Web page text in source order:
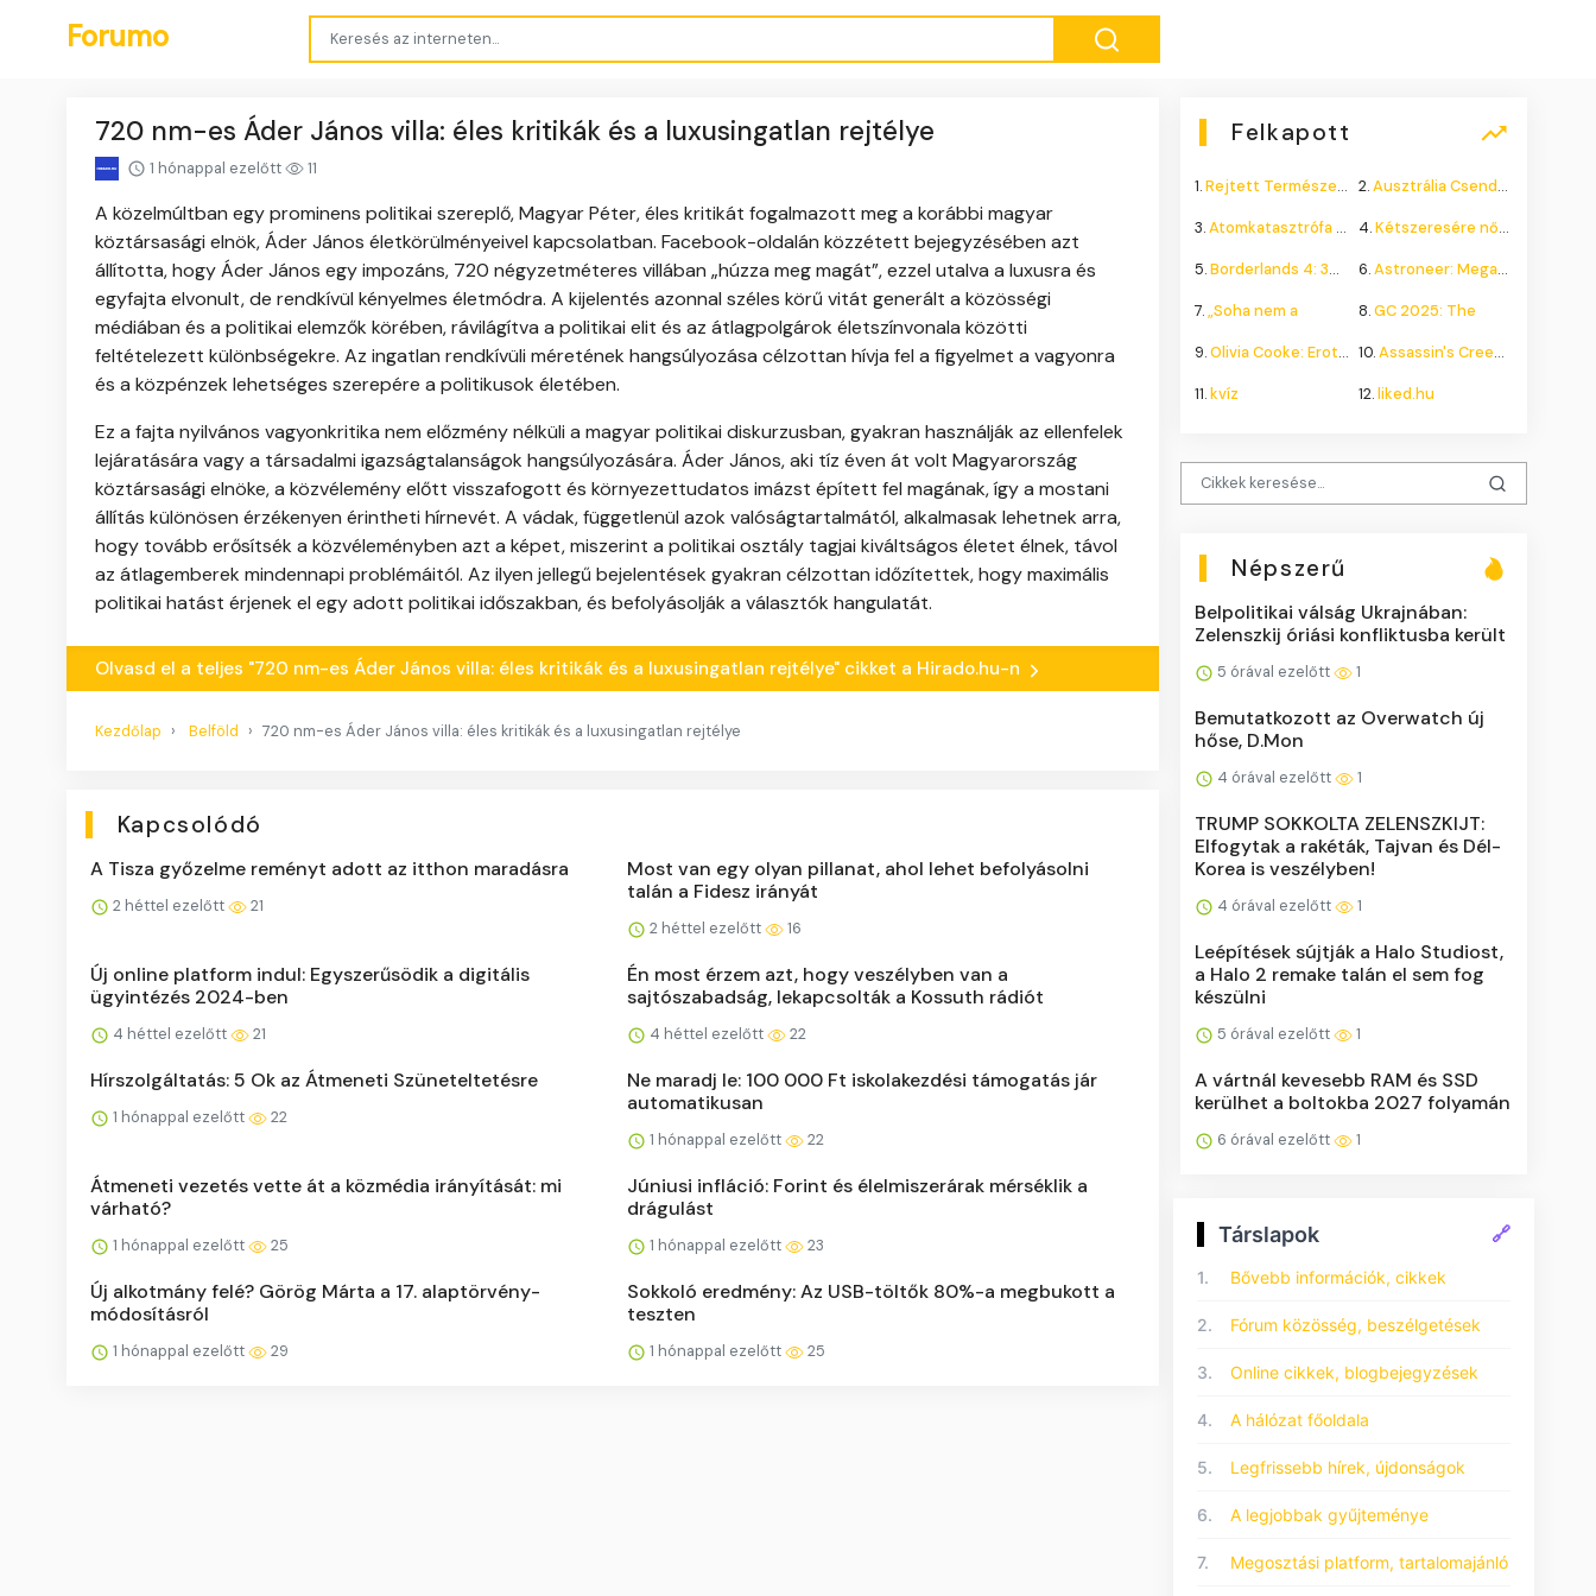
Forumo
720 nm-es Áder János villa: éles kritikák és a luxusingatlan rejtélye
1 hónappal ezelőtt 11
A közelmúltban egy prominens politikai szereplő, Magyar Péter, éles kritikát fogalmazott meg a korábbi magyar
köztársasági elnök, Áder János életkörülményeivel kapcsolatban. Facebook-oldalán közzétett bejegyzésében azt
állította, hogy Áder János egy impozáns, 720 négyzetméteres villában „húzza meg magát”, ezzel utalva a luxusra és
egyfajta elvonult, de rendkívül kényelmes életmódra. A kijelentés azonnal széles körű vitát generált a közösségi
médiában és a politikai elemzők körében, rávilágítva a politikai elit és az átlagpolgárok életszínvonala közötti
feltételezett különbségekre. Az ingatlan rendkívüli méretének hangsúlyozása célzottan hívja fel a figyelmet a vagyonra
és a közpénzek lehetséges szerepére a politikusok életében.
Ez a fajta nyilvános vagyonkritika nem előzmény nélküli a magyar politikai diskurzusban, gyakran használják az ellenfelek
lejáratására vagy a társadalmi igazságtalanságok hangsúlyozására. Áder János, aki tíz éven át volt Magyarország
köztársasági elnöke, a közvélemény előtt visszafogott és környezettudatos imázst épített fel magának, így a mostani
állítás különösen érzékenyen érintheti hírnevét. A vádak, függetlenül azok valóságtartalmától, alkalmasak lehetnek arra,
hogy tovább erősítsék a közvéleményben azt a képet, miszerint a politikai osztály tagjai kiváltságos életet élnek, távol
az átlagemberek mindennapi problémáitól. Az ilyen jellegű bejelentések gyakran célzottan időzítettek, hogy maximális
politikai hatást érjenek el egy adott politikai időszakban, és befolyásolják a választók hangulatát.
Olvasd el a teljes "720 nm-es Áder János villa: éles kritikák és a luxusingatlan rejtélye" cikket a Hirado.hu-n
Kezdőlap Belföld 720 nm-es Áder János villa: éles kritikák és a luxusingatlan rejtélye
Kapcsolódó
A Tisza győzelme reményt adott az itthon maradásra
2 héttel ezelőtt 21
Most van egy olyan pillanat, ahol lehet befolyásolni
talán a Fidesz irányát
2 héttel ezelőtt 16
Új online platform indul: Egyszerűsödik a digitális
ügyintézés 2024-ben
4 héttel ezelőtt 21
Én most érzem azt, hogy veszélyben van a
sajtószabadság, lekapcsolták a Kossuth rádiót
4 héttel ezelőtt 22
Hírszolgáltatás: 5 Ok az Átmeneti Szüneteltetésre
1 hónappal ezelőtt 22
Ne maradj le: 100 000 Ft iskolakezdési támogatás jár
automatikusan
1 hónappal ezelőtt 22
Átmeneti vezetés vette át a közmédia irányítását: mi
várható?
1 hónappal ezelőtt 25
Júniusi infláció: Forint és élelmiszerárak mérséklik a
drágulást
1 hónappal ezelőtt 23
Új alkotmány felé? Görög Márta a 17. alaptörvény-
módosításról
1 hónappal ezelőtt 29
Sokkoló eredmény: Az USB-töltők 80%-a megbukott a
teszten
1 hónappal ezelőtt 25
Felkapott
1.Rejtett Természeti Csoda 2.Ausztrália Csendes Összeomlása
3.Atomkatasztrófa 1985: A 4.Kétszeresére nőhet a
5.Borderlands 4: 300.000+ 6.Astroneer: Megatech DLC
7.„Soha nem a 8.GC 2025: The
9.Olivia Cooke: Erotikus 10.Assassin's Creed Shadows
11.kvíz 12.liked.hu
Népszerű
Belpolitikai válság Ukrajnában:
Zelenszkij óriási konfliktusba került
5 órával ezelőtt 1
Bemutatkozott az Overwatch új
hőse, D.Mon
4 órával ezelőtt 1
TRUMP SOKKOLTA ZELENSZKIJT:
Elfogytak a rakéták, Tajvan és Dél-
Korea is veszélyben!
4 órával ezelőtt 1
Leépítések sújtják a Halo Studiost,
a Halo 2 remake talán el sem fog
készülni
5 órával ezelőtt 1
A vártnál kevesebb RAM és SSD
kerülhet a boltokba 2027 folyamán
6 órával ezelőtt 1
Társlapok 🔗
1. Bővebb információk, cikkek
2. Fórum közösség, beszélgetések
3. Online cikkek, blogbejegyzések
4. A hálózat főoldala
5. Legfrissebb hírek, újdonságok
6. A legjobbak gyűjteménye
7. Megosztási platform, tartalomajánló